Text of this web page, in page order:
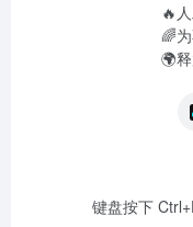
🔥
🌈
🌍
键盘按下